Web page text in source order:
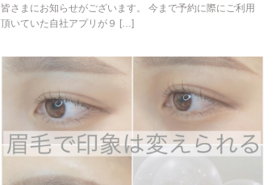
皆さまにお知らせがございます。 今まで予約に際にご利用
頂いていた自社アプリが９ […]